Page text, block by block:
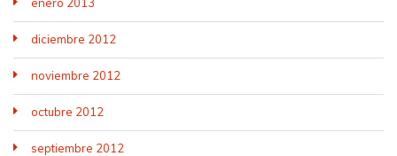
diciembre 2012
noviembre 2012
octubre 2012
septiembre 2012